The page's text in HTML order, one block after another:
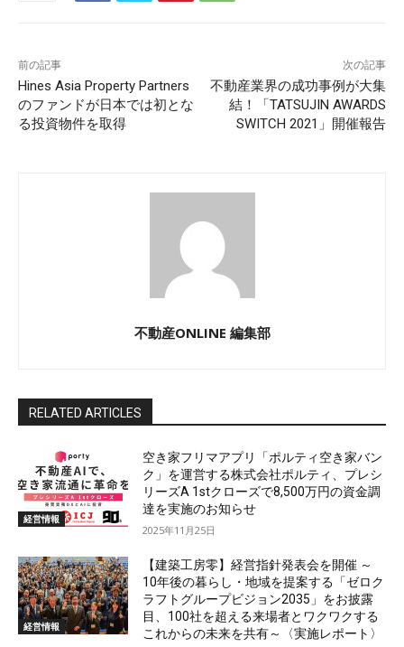
前の記事
Hines Asia Property Partners
のファンドが日本では初とな
る投資物件を取得
次の記事
不動産業界の成功事例が大集
結！「TATSUJIN AWARDS
SWITCH 2021」開催報告
不動産ONLINE 編集部
RELATED ARTICLES
経営情報
空き家フリマアプリ「ポルティ空き家バン
ク」を運営する株式会社ポルティ、プレシ
リーズA 1stクローズで8,500万円の資金調
達を実施のお知らせ
2025年11月25日
経営情報
【建築工房零】経営指針発表会を開催 ～
10年後の暮らし・地域を提案する「ゼロク
ラフトグループビジョン2035」をお披露
目、100社を超える来場者とワクワクする
これからの未来を共有～〈実施レポート〉